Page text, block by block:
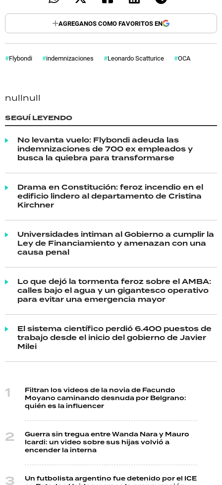
AGREGANOS COMO FAVORITOS EN
Flybondi indemnizaciones Leonardo Scatturice OCA
nullnull
SEGUÍ LEYENDO
No levanta vuelo: Flybondi adeuda las
indemnizaciones de 700 ex empleados y
busca la quiebra para transformarse
Drama en Constitución: feroz incendio en el
edificio lindero al departamento de Cristina
Kirchner
Universidades intiman al Gobierno a cumplir la
Ley de Financiamiento y amenazan con una
causa penal
Lo que dejó la tormenta feroz sobre el AMBA:
calles bajo el agua y un gigantesco operativo
para evitar una emergencia mayor
El sistema científico perdió 6.400 puestos de
trabajo desde el inicio del gobierno de Javier
Milei
Filtran los videos de la novia de Facundo
Moyano caminando desnuda por Belgrano:
quién es la influencer
Guerra sin tregua entre Wanda Nara y Mauro
Icardi: un video sobre sus hijas volvió a
encender la interna
Un futbolista argentino fue detenido por el ICE